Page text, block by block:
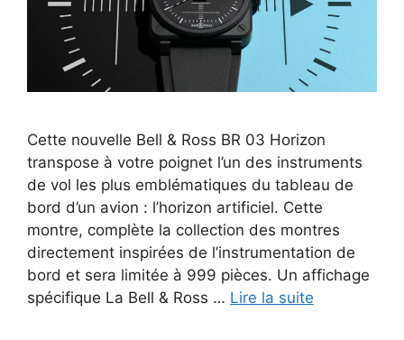
Cette nouvelle Bell & Ross BR 03 Horizon
transpose à votre poignet l’un des instruments
de vol les plus emblématiques du tableau de
bord d’un avion : l’horizon artificiel. Cette
montre, complète la collection des montres
directement inspirées de l’instrumentation de
bord et sera limitée à 999 pièces. Un affichage
spécifique La Bell & Ross … Lire la suite